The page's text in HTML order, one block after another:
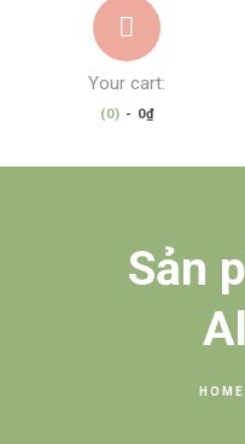
Your cart:
(0) - 0₫
Sản
HOME